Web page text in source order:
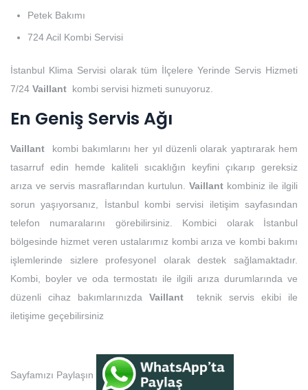
Petek Bakımı
724 Acil Kombi Servisi
İstanbul Klima Servisi olarak tüm İlçelere Yerinde Servis Hizmeti
7/24 Vaillant kombi servisi hizmeti sunuyoruz.
En Geniş Servis Ağı
Vaillant kombi bakımlarını her yıl düzenli olarak yaptırarak hem
tasarruf edin hemde kaliteli sıcaklığın keyfini çıkarıp gereksiz
arıza ve servis masraflarından kurtulun. Vaillant kombiniz ile ilgili
sorun yaşıyorsanız, İstanbul kombi servisi iletişim sayfasından
telefon numaralarını görebilirsiniz. Kombici olarak İstanbul
bölgesinde hizmet veren ustalarımız kombi arıza ve kombi bakımı
işlemlerinde sizlere profesyonel olarak destek sağlamaktadır.
Kombi, boyler ve oda termostatı ile ilgili arıza durumlarında ve
düzenli cihaz bakımlarınızda Vaillantteknik servis ekibi ile
iletişime geçebilirsiniz
Sayfamızı Paylaşın